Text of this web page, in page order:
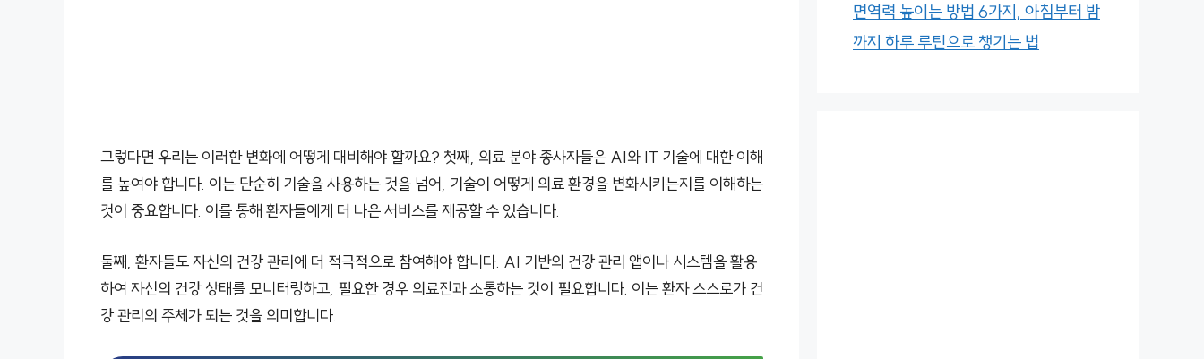
그렇다면 우리는 이러한 변화에 어떻게 대비해야 할까요? 첫째, 의료 분야 종사자들은 AI와 IT 기술에 대한 이해
를 높여야 합니다. 이는 단순히 기술을 사용하는 것을 넘어, 기술이 어떻게 의료 환경을 변화시키는지를 이해하는
것이 중요합니다. 이를 통해 환자들에게 더 나은 서비스를 제공할 수 있습니다.
둘째, 환자들도 자신의 건강 관리에 더 적극적으로 참여해야 합니다. AI 기반의 건강 관리 앱이나 시스템을 활용
하여 자신의 건강 상태를 모니터링하고, 필요한 경우 의료진과 소통하는 것이 필요합니다. 이는 환자 스스로가 건
강 관리의 주체가 되는 것을 의미합니다.
면역력 높이는 방법 6가지, 아침부터 밤
까지 하루 루틴으로 챙기는 법